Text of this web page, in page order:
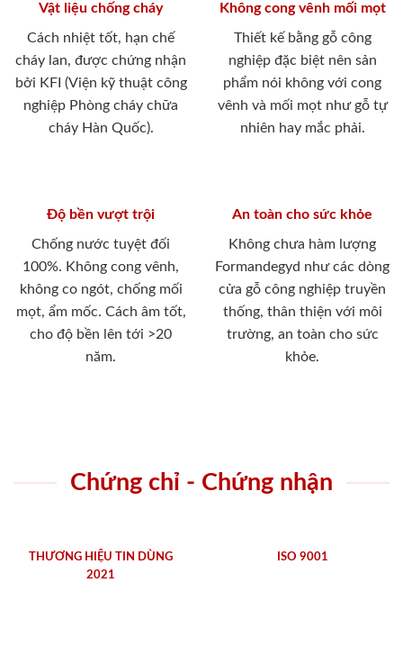
Vật liệu chống cháy
Cách nhiệt tốt, hạn chế
cháy lan, được chứng nhận
bởi KFI (Viện kỹ thuật công
nghiệp Phòng cháy chữa
cháy Hàn Quốc).
Không cong vênh mối mọt
Thiết kế bằng gỗ công
nghiệp đặc biệt nên sản
phẩm nói không với cong
vênh và mối mọt như gỗ tự
nhiên hay mắc phải.
Độ bền vượt trội
Chống nước tuyệt đối
100%. Không cong vênh,
không co ngót, chống mối
mọt, ẩm mốc. Cách âm tốt,
cho độ bền lên tới >20
năm.
An toàn cho sức khỏe
Không chưa hàm lượng
Formandegyd như các dòng
cửa gỗ công nghiệp truyền
thống, thân thiện với môi
trường, an toàn cho sức
khỏe.
Chứng chỉ - Chứng nhận
THƯƠNG HIỆU TIN DÙNG
2021
ISO 9001